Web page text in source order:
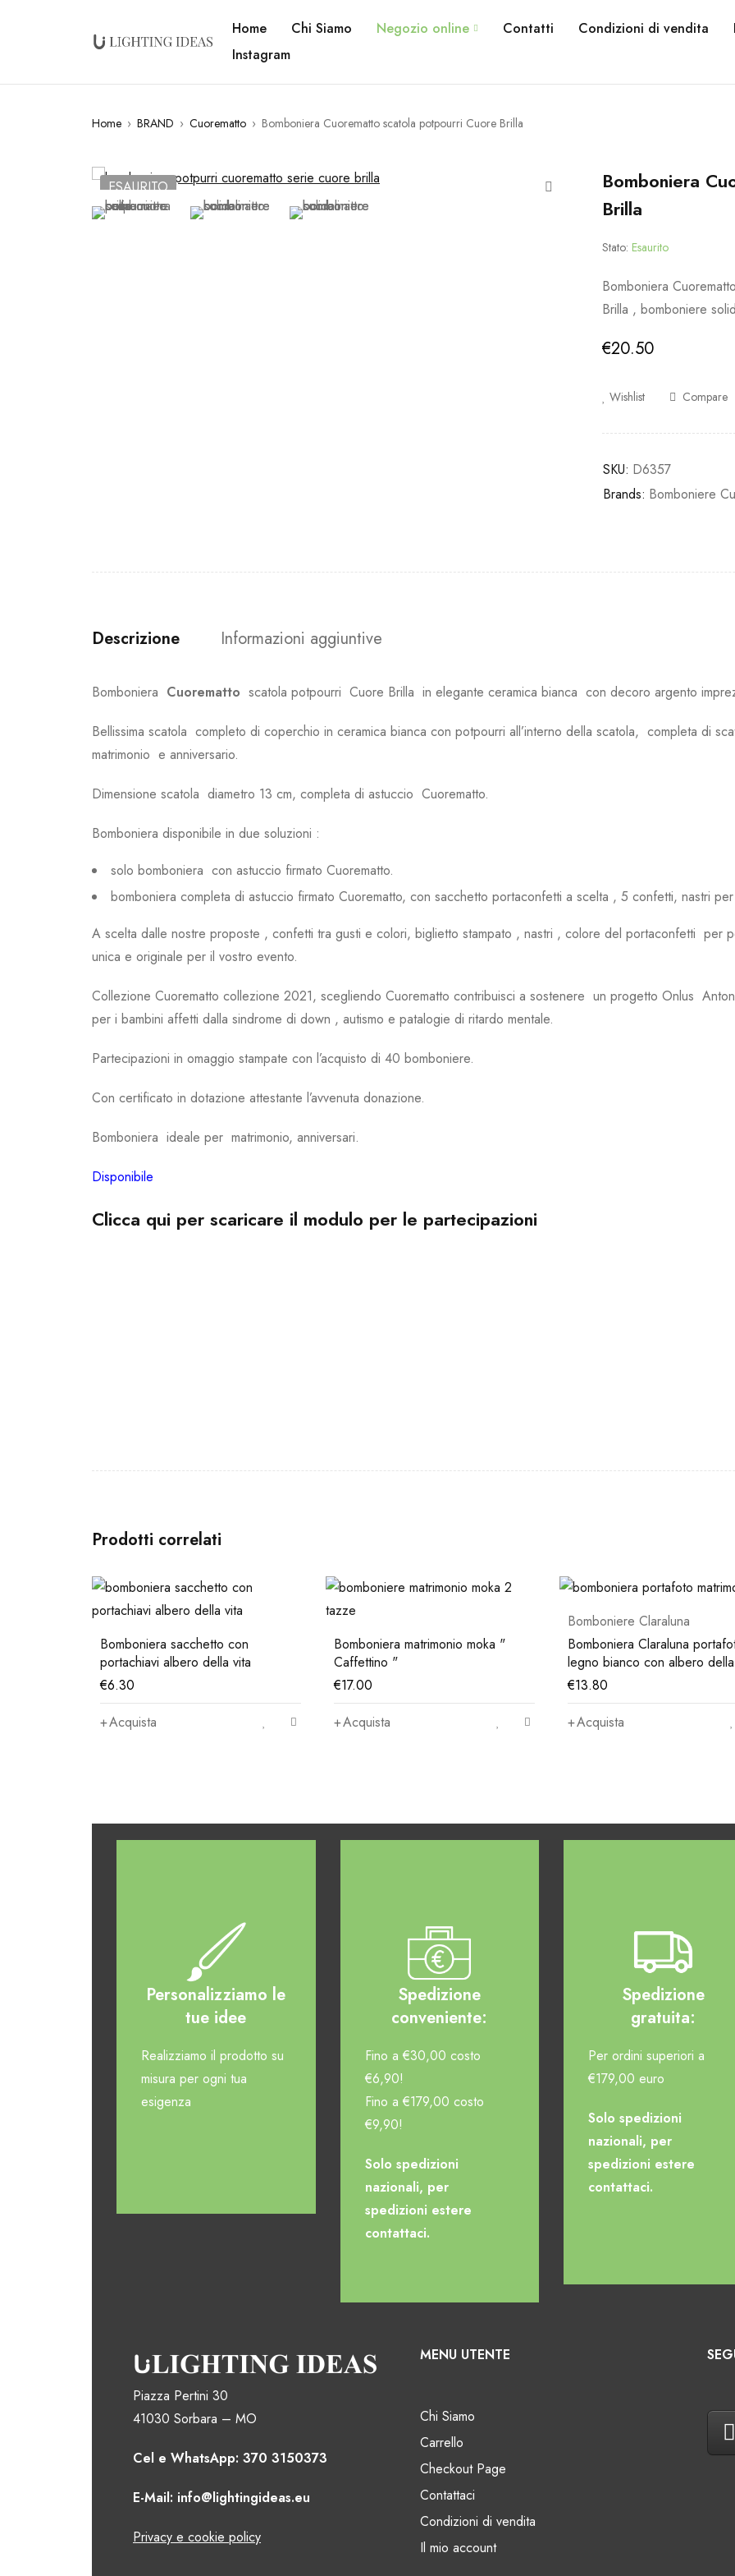
Home Chi Siamo Negozio online Contatti Condizioni di vendita
Instagram
Home › BRAND › Cuorematto › Bomboniera Cuorematto scatola potpourri Cuore Brilla
ESAURITO
Bomboniera
Brilla
Stato: Esaurito
Bomboniera
Brilla , bomboniere
€20.50
Wishlist Compare
SKU: D6357
Brands: Bomboniere
Descrizione Informazioni aggiuntive
Bomboniera Cuorematto scatola potpourri Cuore Brilla in elegante ceramica bianca con decoro argento
Bellissima scatola completo di coperchio in ceramica bianca con potpourri all’interno della scatola, completa di
matrimonio e anniversario.
Dimensione scatola diametro 13 cm, completa di astuccio Cuorematto.
Bomboniera disponibile in due soluzioni :
solo bomboniera con astuccio firmato Cuorematto.
bomboniera completa di astuccio firmato Cuorematto, con sacchetto portaconfetti a scelta , 5 confetti, nastri
A scelta dalle nostre proposte , confetti tra gusti e colori, biglietto stampato , nastri , colore del portaconfetti per
unica e originale per il vostro evento.
Collezione Cuorematto collezione 2021, scegliendo Cuorematto contribuisci a sostenere un progetto Onlus
per i bambini affetti dalla sindrome di down , autismo e patalogie di ritardo mentale.
Partecipazioni in omaggio stampate con l’acquisto di 40 bomboniere.
Con certificato in dotazione attestante l’avvenuta donazione.
Bomboniera ideale per matrimonio, anniversari.
Disponibile
Clicca qui per scaricare il modulo per le partecipazioni
Prodotti correlati
Bomboniera matrimonio moka "
Caffettino "
€17.00
Acquista
Bomboniere Claraluna
Bomboniera Claraluna portafoto in
legno bianco con albero della vita
€13.80
Acquista
SCONTATO
Bomboniere Claraluna
Bomboniera albero della vita
€14.50 €10.00
Personalizziamo le
tue idee
Realizziamo il prodotto su
misura per ogni tua
esigenza
Spedizione
conveniente:
Fino a €30,00 costo
€6,90!
Fino a €179,00 costo
€9,90!
Solo spedizioni
nazionali, per
spedizioni estere
contattaci.
Spedizione
gratuita:
Per ordini superiori a
€179,00 euro
Solo spedizioni
nazionali, per
spedizioni estere
contattaci.
Piazza Pertini 30
41030 Sorbara – MO
Cel e WhatsApp: 370 3150373
E-Mail: info@lightingideas.eu
Privacy e cookie policy
MENU UTENTE
Chi Siamo
Carrello
Checkout Page
Contattaci
Condizioni di vendita
Il mio account